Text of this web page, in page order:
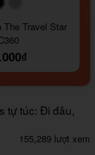
The Travel Star
tự túc: Đi đâu,
155,289 lượt xem